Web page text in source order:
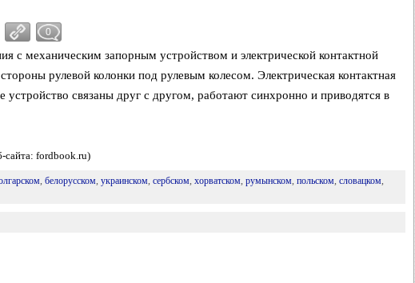
0
с механическим запорным устройством и электрической контактной
рулевой колонки под рулевым колесом. Электрическая контактная
устройство связаны друг с другом, работают синхронно и приводятся в
сайта: fordbook.ru)
, белорусском, украинском, сербском, хорватском, румынском, польском, словацком,